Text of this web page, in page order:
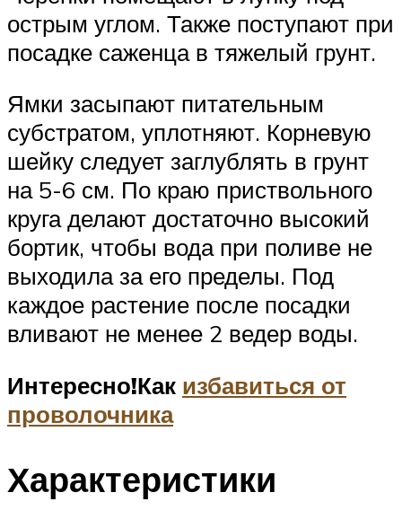
острым углом. Также поступают при
посадке саженца в тяжелый грунт.
Ямки засыпают питательным
субстратом, уплотняют. Корневую
шейку следует заглублять в грунт
на 5-6 см. По краю приствольного
круга делают достаточно высокий
бортик, чтобы вода при поливе не
выходила за его пределы. Под
каждое растение после посадки
вливают не менее 2 ведер воды.
Интересно!Как избавиться от
проволочника
Характеристики